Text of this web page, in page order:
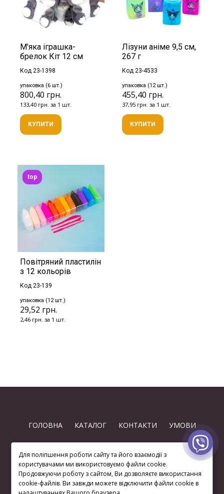
М'яка іграшка-
брелок Кіт 12 см
Код 23-1398
упаковка (6 шт.)
800,40 грн.
133,40 грн. за 1 шт.
КУПИТИ
Лізуни аніме 9,5 см,
267 г
Код 23-4533
упаковка (12 шт.)
455,40 грн.
37,95 грн. за 1 шт.
КУПИТИ
Повітряний пластилін
з 12 кольорів
Код 23-139
упаковка (12 шт.)
29,52 грн.
2,46 грн. за 1 шт.
top
ГОЛОВНА КАТАЛОГ КОНТАКТИ УМОВИ
(063) 872 74-97
Для поліпшення роботи сайту та його взаємодії з
користувачами ми використовуємо файли cookie.
Продовжуючи роботу з сайтом, Ви дозволяєте використання
cookie-файлів. Ви завжди можете відключити файли cookie в